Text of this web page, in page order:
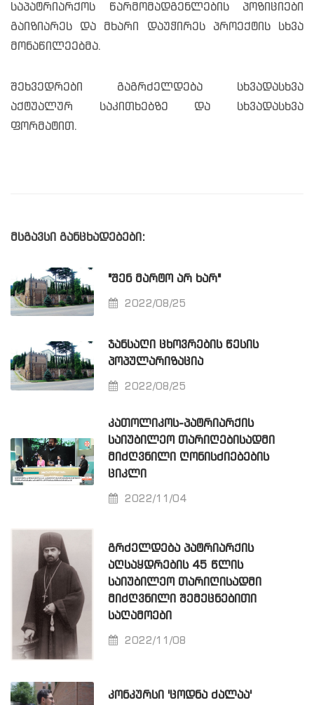
საპატრიარქოს წარმომადგენლების პოზიციები
გაიზიარეს და მხარი დაუჭირეს პროექტის სხვა
მონაწილეებმა.
შეხვედრები გაგრძელდება სხვადასხვა
აქტუალურ საკითხებზე და სხვადასხვა
ფორმატით.
მსგავსი განცხადებები:
"ᲨᲔᲜ ᲛᲐᲠᲢᲝ ᲐᲠ ᲮᲐᲠ"
2022/08/25
ᲯᲐᲜᲡᲐᲦᲘ ᲪᲮᲝᲕᲠᲔᲑᲘᲡ ᲬᲔᲡᲘᲡ
ᲞᲝᲞᲣᲚᲐᲠᲘᲖᲐᲪᲘᲐ
2022/08/25
ᲙᲐᲗᲝᲚᲘᲙᲝᲡ-ᲞᲐᲢᲠᲘᲐᲠᲥᲘᲡ
ᲡᲐᲘᲣᲑᲘᲚᲔᲝ ᲗᲐᲠᲘᲦᲔᲑᲘᲡᲐᲓᲛᲘ
ᲛᲘᲫᲦᲕᲜᲘᲚᲘ ᲦᲝᲜᲘᲡᲫᲘᲔᲑᲔᲑᲘᲡ
ᲪᲘᲙᲚᲘ
2022/11/04
ᲒᲠᲫᲔᲚᲓᲔᲑᲐ ᲞᲐᲢᲠᲘᲐᲠᲥᲘᲡ
ᲐᲦᲡᲐᲧᲓᲠᲔᲑᲘᲡ 45 ᲬᲚᲘᲡ
ᲡᲐᲘᲣᲑᲘᲚᲔᲝ ᲗᲐᲠᲘᲦᲘᲡᲐᲓᲛᲘ
ᲛᲘᲫᲦᲕᲜᲘᲚᲘ ᲨᲔᲛᲔᲪᲜᲔᲑᲘᲗᲘ
ᲡᲐᲦᲐᲛᲝᲔᲑᲘ
2022/11/08
ᲙᲝᲜᲙᲣᲠᲡᲘ 'ᲪᲝᲓᲜᲐ ᲫᲐᲚᲐᲐ'